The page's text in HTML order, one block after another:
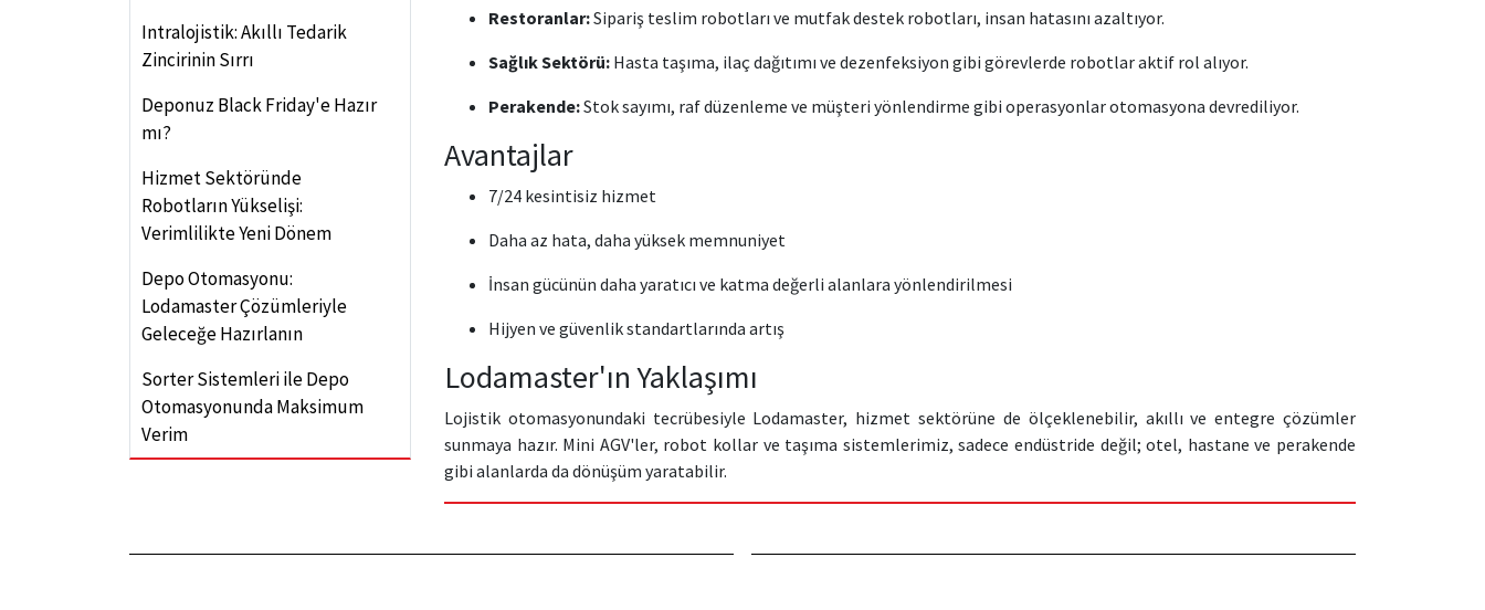
Intralojistik: Akıllı Tedarik
Zincirinin Sırrı
Deponuz Black Friday'e Hazır
mı?
Hizmet Sektöründe
Robotların Yükselişi:
Verimlilikte Yeni Dönem
Depo Otomasyonu:
Lodamaster Çözümleriyle
Geleceğe Hazırlanın
Sorter Sistemleri ile Depo
Otomasyonunda Maksimum
Verim
Restoranlar:Sipariş teslim robotları ve mutfak destek robotları, insan hatasını azaltıyor.
Sağlık Sektörü: Hasta taşıma, ilaç dağıtımı ve dezenfeksiyon gibi görevlerde robotlar aktif rol alıyor.
Perakende:Stok sayımı, raf düzenleme ve müşteri yönlendirme gibi operasyonlar otomasyona devrediliyor.
Avantajlar
7/24 kesintisiz hizmet
Daha az hata, daha yüksek memnuniyet
İnsan gücünün daha yaratıcı ve katma değerli alanlara yönlendirilmesi
Hijyen ve güvenlik standartlarında artış
Lodamaster'ın Yaklaşımı
Lojistik otomasyonundaki tecrübesiyle Lodamaster, hizmet sektörüne de ölçeklenebilir, akıllı ve entegre çözümler
sunmaya hazır. Mini AGV'ler, robot kollar ve taşıma sistemlerimiz, sadece endüstride değil; otel, hastane ve perakende
gibi alanlarda da dönüşüm yaratabilir.